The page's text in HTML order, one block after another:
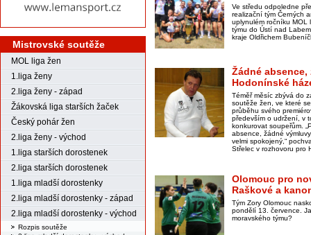
Mistrovské soutěže
MOL liga žen
1.liga ženy
2.liga ženy - západ
Žákovská liga starších žaček
Český pohár žen
2.liga ženy - východ
1.liga starších dorostenek
2.liga starších dorostenek
1.liga mladší dorostenky
2.liga mladší dorostenky - západ
2.liga mladší dorostenky - východ
Rozpis soutěže
Ve středu odpoledne
realizační tým Černých
uplynulém ročníku MOL
týmu do Ústí nad
kraje Oldřichem
Žádné absence,
Hodonínské
Téměř měsíc zbývá do
soutěže žen, ve které
průběhu svého
především o udržení, v
konkurovat soupeřům.
absence, žádné
velmi spokojený,“
Střelec v rozhovoru pro
Olomouc pro
Raškové a
Tým Zory Olomouc
pondělí 13. července.
moravského týmu?